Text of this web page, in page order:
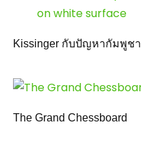
Kissinger กับปัญหากัมพูชา
The Grand Chessboard